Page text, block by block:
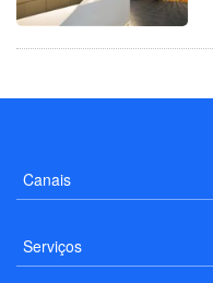
Canais
Serviços